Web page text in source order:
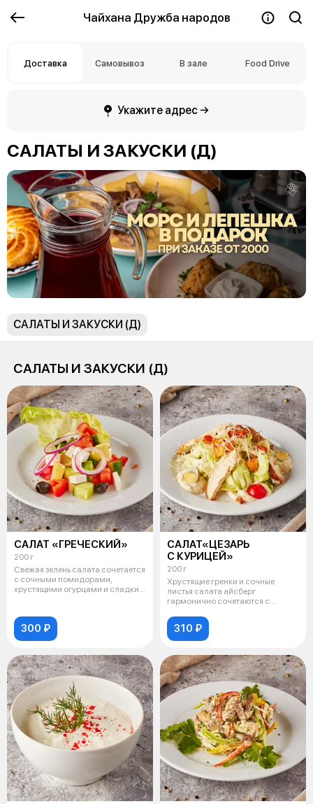
Чайхана Дружба народов
Доставка Самовывоз В зале Food Drive
Укажите адрес →
САЛАТЫ И ЗАКУСКИ (Д)
САЛАТЫ И ЗАКУСКИ (Д)
САЛАТЫ И ЗАКУСКИ (Д)
САЛАТ «ГРЕЧЕСКИЙ»
200 г
Свежая зелень салата сочетается
с сочными помидорами,
хрустящими огурцами и сладким
300 ₽
САЛАТ«ЦЕЗАРЬ
С КУРИЦЕЙ»
200 г
Хрустящие гренки и сочные
листья салата айсберг
гармонично сочетаются с
310 ₽